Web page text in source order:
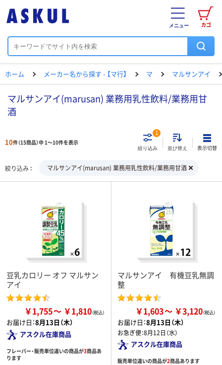
カゴ
メニュー
ホーム メーカー名から探す - 【マ行】 マ マルサンアイ
マルサンアイ(marusan) 業務用乳性飲料/業務用甘
酒
10件（15商品）中 1～10件を表示
絞り込み
1
並び替え 表示切替
絞り込み マルサンアイ(marusan) 業務用乳性飲料/業務用甘酒
豆乳カロリー オフ マルサン
アイ
￥1,755 ￥1,810
お届け日：8月13日（木）
アスクル在庫商品
フレーバー・販売単位違いの商品が3商品あ
ります
マルサンアイ 有機豆乳無調
整
￥1,603 ￥3,120
お届け日：8月13日（木）
お急ぎ便：8月12日（水）
アスクル在庫商品
販売単位違いの商品が2商品あります